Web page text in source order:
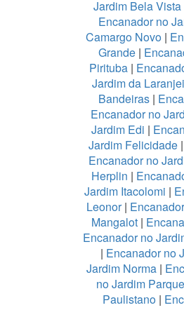
Jardim Bela Vista
Encanador no
Camargo Novo |
Grande |
Pirituba|
Jardim da
Bandeiras |
Encanador no
Jardim Edi |
Jardim Felicidade|
Encanador no
Herplin |
Jardim Itacolomi |
Leonor|
Mangalot |
Encanador no
| Encanador no
Jardim Norma|
no Jardim
Paulistano|